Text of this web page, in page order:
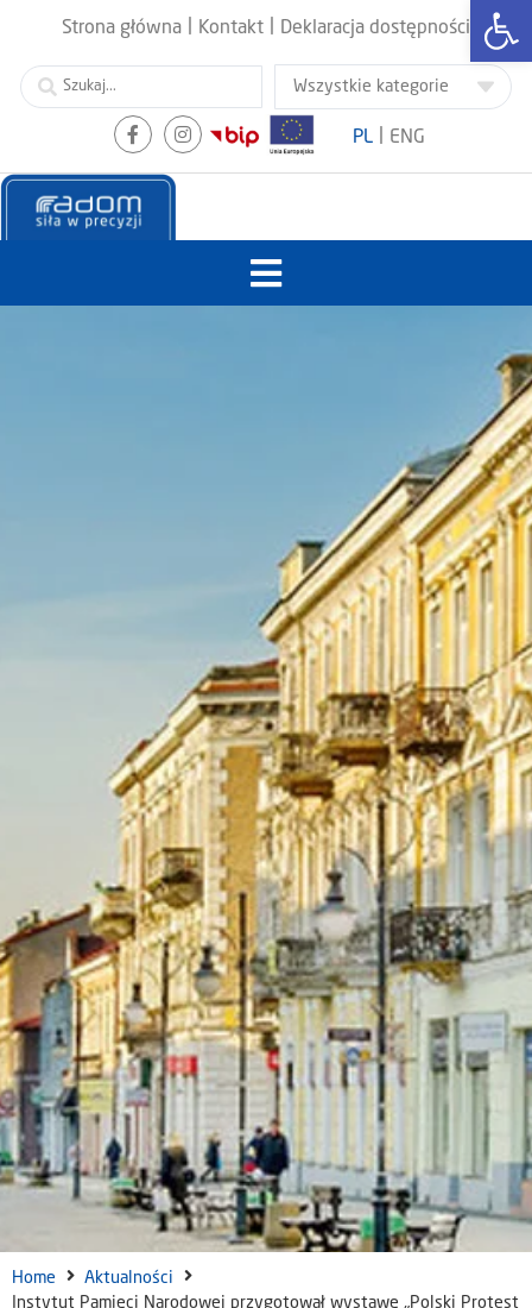
Strona główna Kontakt Deklaracja dostępności
PL ENG
Home
Aktualności
Instytut Pamięci Narodowej przygotował wystawę „Polski Protest